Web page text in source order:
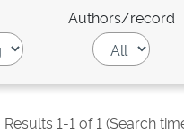
Authors/record
Results 1-1 of 1 (Search